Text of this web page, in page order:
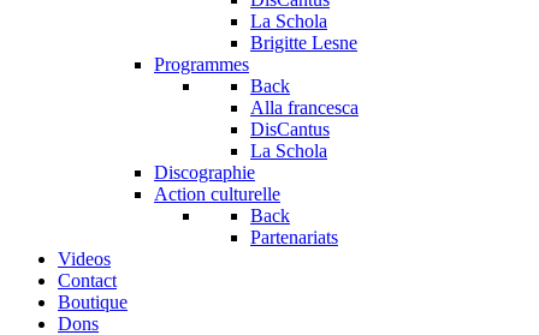
La Schola
Brigitte Lesne
Programmes
Back
Alla francesca
DisCantus
La Schola
Discographie
Action culturelle
Back
Partenariats
Videos
Contact
Boutique
Dons